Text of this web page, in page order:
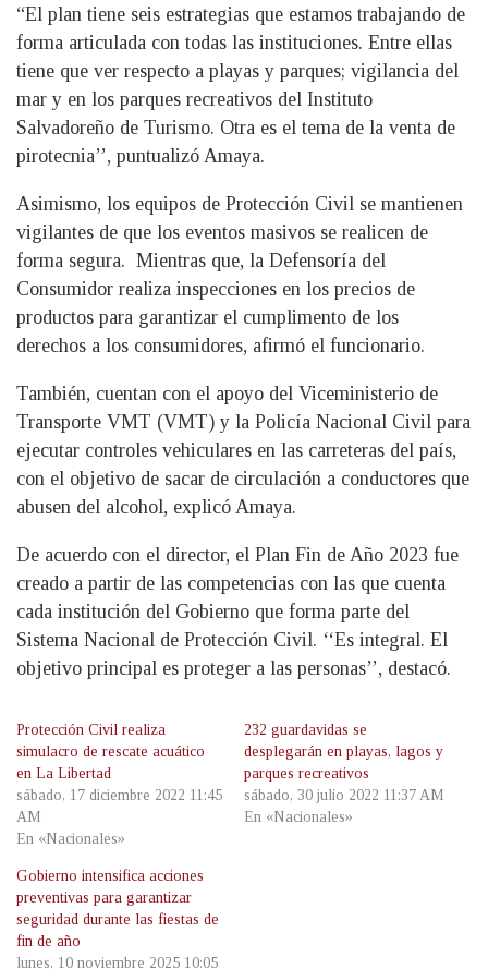
“El plan tiene seis estrategias que estamos trabajando de
forma articulada con todas las instituciones. Entre ellas
tiene que ver respecto a playas y parques; vigilancia del
mar y en los parques recreativos del Instituto
Salvadoreño de Turismo. Otra es el tema de la venta de
pirotecnia’’, puntualizó Amaya.
Asimismo, los equipos de Protección Civil se mantienen
vigilantes de que los eventos masivos se realicen de
forma segura. Mientras que, la Defensoría del
Consumidor realiza inspecciones en los precios de
productos para garantizar el cumplimento de los
derechos a los consumidores, afirmó el funcionario.
También, cuentan con el apoyo del Viceministerio de
Transporte VMT (VMT) y la Policía Nacional Civil para
ejecutar controles vehiculares en las carreteras del país,
con el objetivo de sacar de circulación a conductores que
abusen del alcohol, explicó Amaya.
De acuerdo con el director, el Plan Fin de Año 2023 fue
creado a partir de las competencias con las que cuenta
cada institución del Gobierno que forma parte del
Sistema Nacional de Protección Civil. ‘‘Es integral. El
objetivo principal es proteger a las personas’’, destacó.
Protección Civil realiza
simulacro de rescate acuático
en La Libertad
sábado, 17 diciembre 2022 11:45
AM
En «Nacionales»
232 guardavidas se
desplegarán en playas, lagos y
parques recreativos
sábado, 30 julio 2022 11:37 AM
En «Nacionales»
Gobierno intensifica acciones
preventivas para garantizar
seguridad durante las fiestas de
fin de año
lunes, 10 noviembre 2025 10:05